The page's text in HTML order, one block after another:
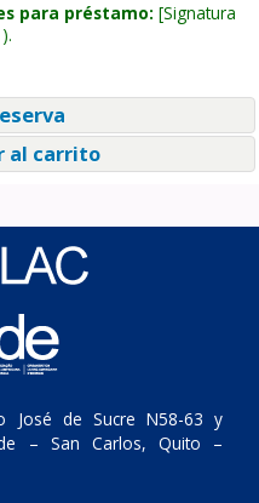
para préstamo: Signatura
al carrito
José de Sucre N58-63 y
– San Carlos, Quito –